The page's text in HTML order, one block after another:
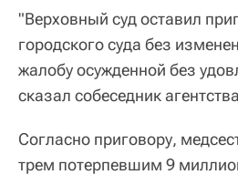
"Верховный суд оставил
городского суда без
жалобу осужденной без
сказал собеседник
Согласно приговору,
трем потерпевшим 9